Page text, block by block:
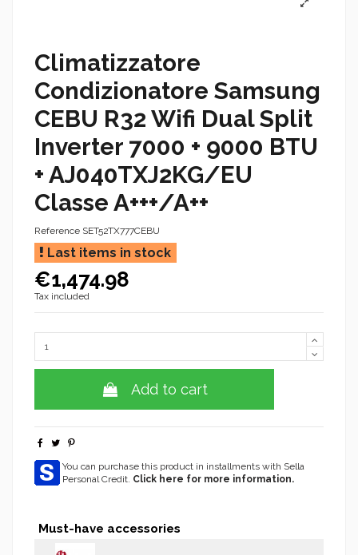
Climatizzatore
Condizionatore Samsung
CEBU R32 Wifi Dual Split
Inverter 7000 + 9000 BTU
+ AJ040TXJ2KG/EU
Classe A+++/A++
Reference SET52TX777CEBU
Last items in stock
€1,474.98
Tax included
Add to cart
You can purchase this product in installments with Sella
Personal Credit. Click here for more information.
Must-have accessories